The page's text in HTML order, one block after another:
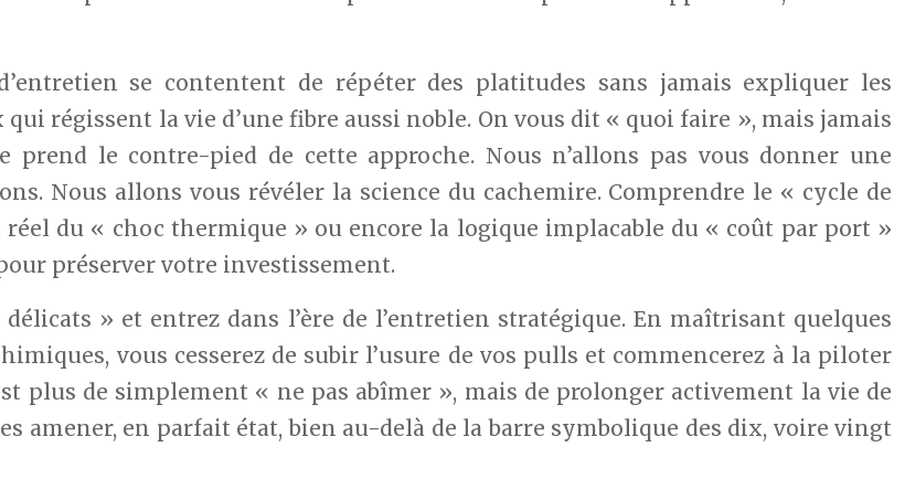
se contentent de répéter des platitudes sans jamais expliquer les
régissent la vie d’une fibre aussi noble. On vous dit « quoi faire », mais jamais
prend le contre-pied de cette approche. Nous n’allons pas vous donner une
Nous allons vous révéler la science du cachemire. Comprendre le « cycle de
réel du « choc thermique » ou encore la logique implacable du « coût par port »
préserver votre investissement.
délicats » et entrez dans l’ère de l’entretien stratégique. En maîtrisant quelques
vous cesserez de subir l’usure de vos pulls et commencerez à la piloter
plus de simplement « ne pas abîmer », mais de prolonger activement la vie de
amener, en parfait état, bien au-delà de la barre symbolique des dix, voire vingt